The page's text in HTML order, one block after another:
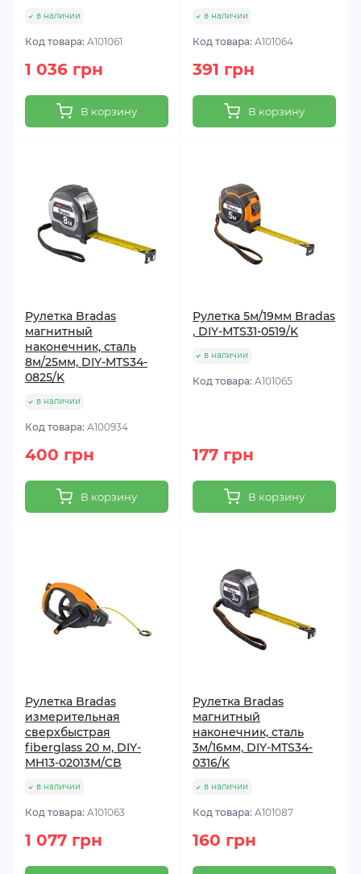
в наличии
Код товара: A101061
1 036 грн
В корзину
в наличии
Код товара: A101064
391 грн
В корзину
Рулетка Bradas
магнитный
наконечник, сталь
8м/25мм, DIY-MTS34-
0825/K
в наличии
Код товара: A100934
400 грн
В корзину
Рулетка 5м/19мм Bradas
, DIY-MTS31-0519/K
в наличии
Код товара: A101065
177 грн
В корзину
Рулетка Bradas
измерительная
сверхбыстрая
fiberglass 20 м, DIY-
MH13-02013M/CB
в наличии
Код товара: A101063
1 077 грн
Рулетка Bradas
магнитный
наконечник, сталь
3м/16мм, DIY-MTS34-
0316/K
в наличии
Код товара: A101087
160 грн